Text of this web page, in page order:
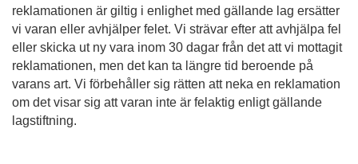
reklamationen är giltig i enlighet med gällande lag ersätter
vi varan eller avhjälper felet. Vi strävar efter att avhjälpa fel
eller skicka ut ny vara inom 30 dagar från det att vi mottagit
reklamationen, men det kan ta längre tid beroende på
varans art. Vi förbehåller sig rätten att neka en reklamation
om det visar sig att varan inte är felaktig enligt gällande
lagstiftning.